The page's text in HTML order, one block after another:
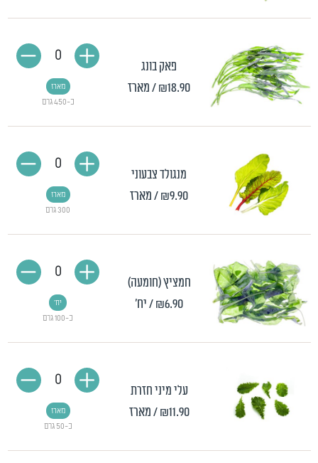
פאק בונג
₪18.90/ מארז
כ-450 גרם
מארז
0
מנגולד צבעוני
₪9.90/ מארז
300 גרם
מארז
0
חמציץ (חומעה)
₪6.90/ יח'
כ-100 גרם
יח'
0
עלי מיני חזרת
₪11.90 / מארז
כ-50 גרם
מארז
0